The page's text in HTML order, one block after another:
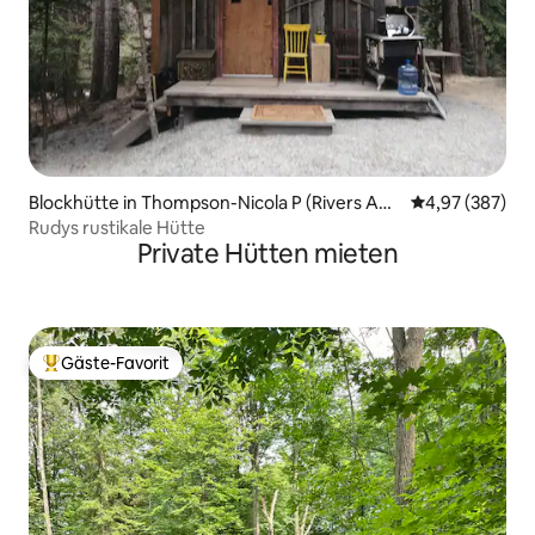
Blockhütte in Thompson-Nicola P (Rivers And
*
4,97 (387)
Rudys rustikale Hütte
Private Hütten mieten
Beliebter Gäste-Favorit.
Gäste-Favorit